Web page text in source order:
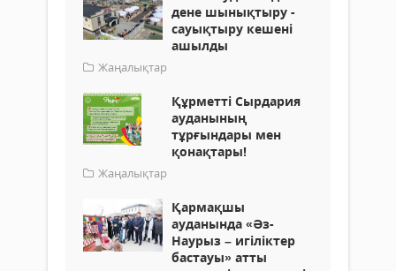
дене шынықтыру -
сауықтыру кешені
ашылды
Жаңалықтар
Құрметті Сырдария
ауданының
тұрғындары мен
қонақтары!
Жаңалықтар
Қармақшы
ауданында «Әз-
Наурыз – игіліктер
бастауы» атты